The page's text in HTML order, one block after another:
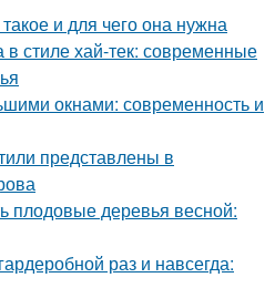
и для чего она нужна
стиле хай-тек: современные
окнами: современность и
представлены в
плодовые деревья весной:
раз и навсегда: